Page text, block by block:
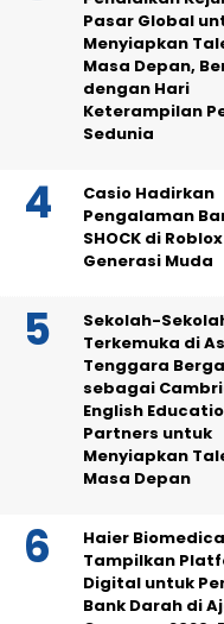
Pasar Global
Menyiapkan
Masa Depan,
dengan Hari
Keterampilan
Sedunia
Casio Hadirkan
Pengalaman
SHOCK di
Generasi Muda
Sekolah-
Terkemuka di
Tenggara
sebagai
English
Partners untuk
Menyiapkan
Masa Depan
Haier
Tampilkan
Digital untuk
Bank Darah di